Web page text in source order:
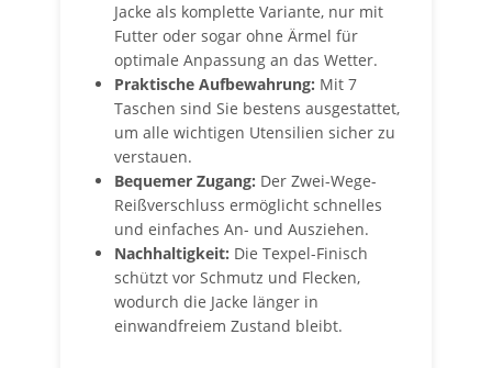
Jacke als komplette Variante, nur mit
Futter oder sogar ohne Ärmel für
optimale Anpassung an das Wetter.
Praktische Aufbewahrung: Mit 7
Taschen sind Sie bestens ausgestattet,
um alle wichtigen Utensilien sicher zu
verstauen.
Bequemer Zugang: Der Zwei-Wege-
Reißverschluss ermöglicht schnelles
und einfaches An- und Ausziehen.
Nachhaltigkeit: Die Texpel-Finisch
schützt vor Schmutz und Flecken,
wodurch die Jacke länger in
einwandfreiem Zustand bleibt.